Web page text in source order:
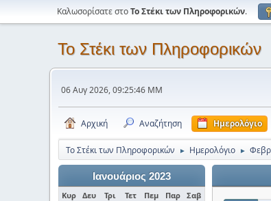
Καλωσορίσατε στοΤο Στέκι των Πληροφορικών.
Το Στέκι των Πληροφορικών
06 Αυγ 2026, 09:25:46 ΜΜ
Αρχική Αναζήτηση Ημερολόγιο
Το Στέκι των Πληροφορικών ► Ημερολόγιο ►
Ιανουάριος 2023
Κυρ Δευ Τρι Τετ Πεμ Παρ Σαβ